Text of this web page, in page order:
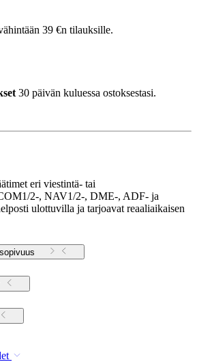
39 €n tilauksille.
30 päivän kuluessa ostoksestasi.
eri viestintä- tai
2-, NAV1/2-, DME-, ADF- ja
ulottuvilla ja tarjoavat reaaliaikaisen